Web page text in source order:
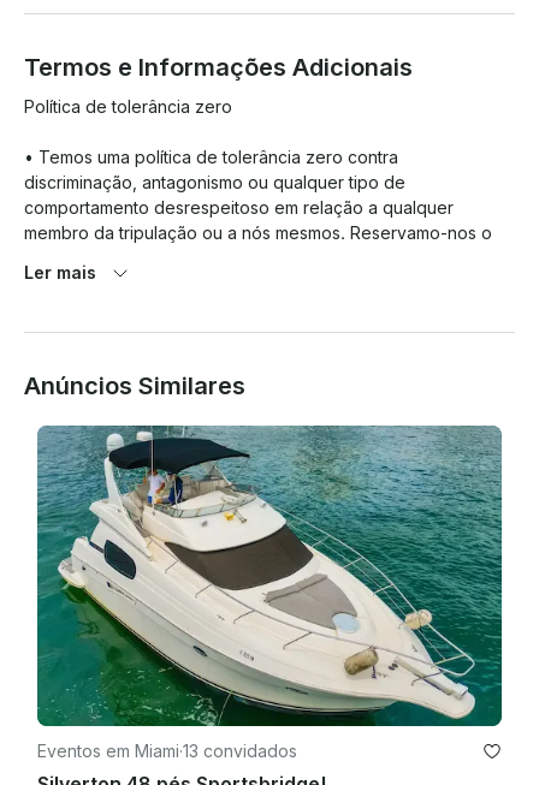
Termos e Informações Adicionais
Política de tolerância zero
• Temos uma política de tolerância zero contra
discriminação, antagonismo ou qualquer tipo de
comportamento desrespeitoso em relação a qualquer
membro da tripulação ou a nós mesmos. Reservamo-nos o
membro da tripulação se sentir assediado ou discriminado de
identificação de segurança de navegação, caso tenha
nascido em ou após 1º de janeiro de 1988.
(Compartilharemos o link após a reserva — é um processo
on-line rápido
.) Política de cancelamento do tempo
Miami está localizada em uma área tropical do mundo e tem
mudanças climáticas e microclimas que mudam rapidamente.
Portanto, isso pode mudar nossa rota de viagem, pois às
vezes o norte pode ser melhor que o sul ou vice-versa.
exageradas aqui, por isso temos uma política rígida de
Ler mais
Anúncios Similares
Eventos em Miami·13 convidados